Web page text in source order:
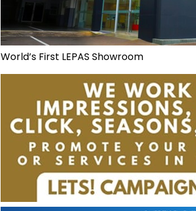
World’s First LEPAS Showroom